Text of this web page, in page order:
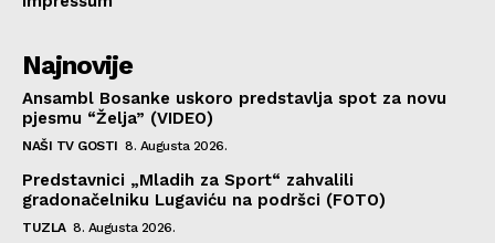
Najnovije
Ansambl Bosanke uskoro predstavlja spot za novu
pjesmu “Želja” (VIDEO)
NAŠI TV GOSTI 8. Augusta 2026.
Predstavnici „Mladih za Sport“ zahvalili
gradonačelniku Lugaviću na podršci (FOTO)
TUZLA 8. Augusta 2026.